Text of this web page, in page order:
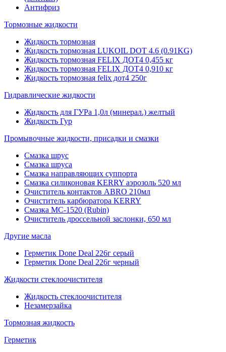
Антифриз
Тормозные жидкости
Жидкость тормозная
Жидкость тормозная LUKOIL DOT 4.6 (0.91KG)
Жидкость тормозная FELIX ДОТ4 0,455 кг
Жидкость тормозная FELIX ДОТ4 0,910 кг
Жидкость тормозная felix дот4 250г
Гидравлические жидкости
Жидкость для ГУРа 1,0л (минерал.) желтый
Жидкость Гур
Промывочные жидкости, присадки и смазки
Смазка шрус
Смазка шруса
Смазка направляющих суппорта
Смазка силиконовая KERRY аэрозоль 520 мл
Очиститель контактов ABRO 210мл
Очиститель карбюратора KERRY
Смазка МС-1520 (Rubin)
Очиститель дроссельной заслонки, 650 мл
Другие масла
Герметик Done Deal 226г серый
Герметик Done Deal 226г черный
Жидкости стеклоочистителя
Жидкость стеклоочистителя
Незамерзайка
Тормозная жидкость
Герметик